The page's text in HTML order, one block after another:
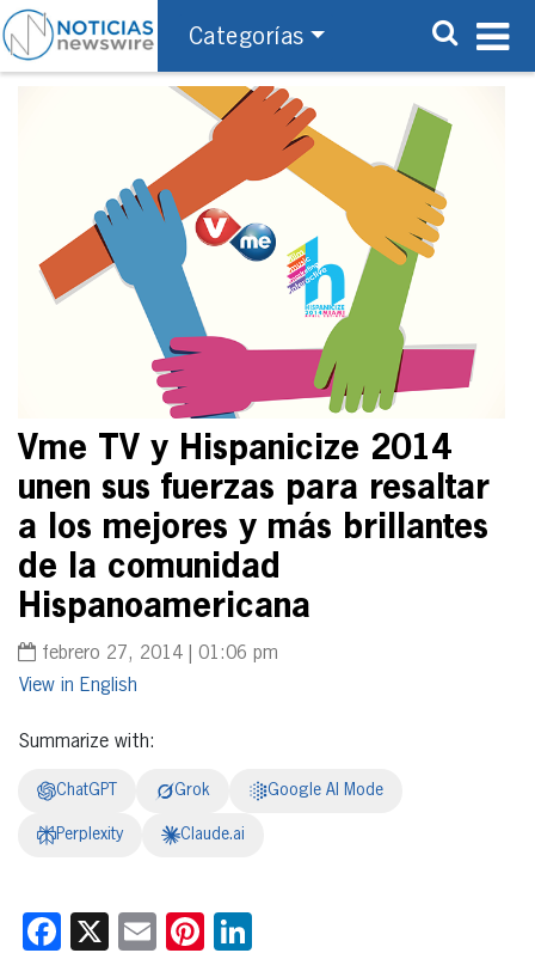
Categorías
Vme TV y Hispanicize 2014
unen sus fuerzas para resaltar
a los mejores y más brillantes
de la comunidad
Hispanoamericana
febrero 27, 2014 | 01:06 pm
English
Summarize with:
ChatGPT Grok Google AI Mode
Perplexity Claude.ai
Facebook
X EmailPinterest